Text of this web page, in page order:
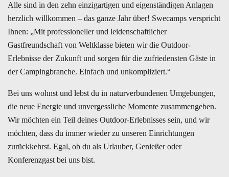
Alle sind in den zehn einzigartigen und eigenständigen Anlagen
herzlich willkommen – das ganze Jahr über! Swecamps verspricht
Ihnen: „Mit professioneller und leidenschaftlicher
Gastfreundschaft von Weltklasse bieten wir die Outdoor-
Erlebnisse der Zukunft und sorgen für die zufriedensten Gäste in
der Campingbranche. Einfach und unkompliziert.“
Bei uns wohnst und lebst du in naturverbundenen Umgebungen,
die neue Energie und unvergessliche Momente zusammengeben.
Wir möchten ein Teil deines Outdoor-Erlebnisses sein, und wir
möchten, dass du immer wieder zu unseren Einrichtungen
zurückkehrst. Egal, ob du als Urlauber, Genießer oder
Konferenzgast bei uns bist.